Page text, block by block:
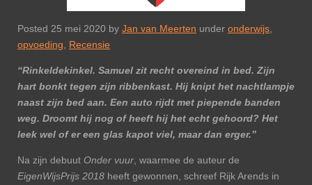
Posted 25 mei 2020 by Jan van Meerten under onderwijs,
opvoeding, Recensie
“Rinkeldekinkel. Samuel zit recht overeind in bed. Zijn
hart bonkt tegen zijn ribbenkast. Hij knipt het nachtlampje
naast zijn bed aan. Een auto rijdt met piepende banden
weg. Droomt hij nog of heeft hij het echt gehoord? Het
leek wel of er een glas kapot viel, maar dan erger.”
Na zijn debuut Onder vuur, waarmee de auteur de
EigenWijsPrijs 2018 heeft gewonnen, schreef Rijk Arends in